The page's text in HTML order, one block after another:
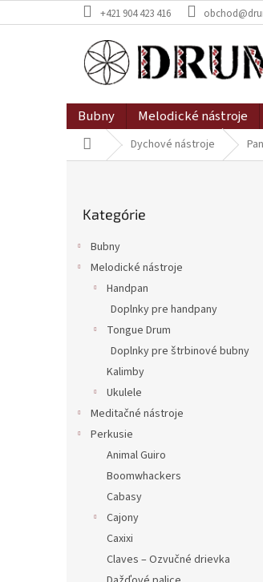
na
+421 904 423 416
Bubny Melodické nástroje
DomovDychové nástroje
kategórie
Kategórie
Bubny
Melodické nástroje
Handpan
Doplnky pre handpany
Tongue Drum
Doplnky pre štrbinové bubny
Kalimby
Ukulele
Meditačné nástroje
Perkusie
Animal Guiro
Boomwhackers
Cabasy
Cajony
Caxixi
Claves – Ozvučné drievka